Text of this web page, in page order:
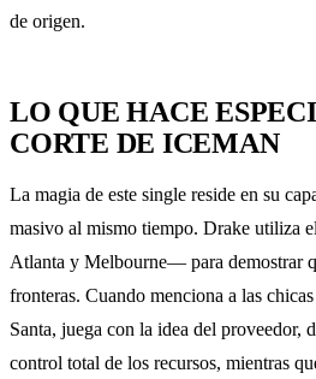
de origen.
LO QUE HACE
CORTE DE ICEMAN
La magia de este single reside en su
masivo al mismo tiempo. Drake utiliza
Atlanta y Melbourne— para demostrar
fronteras. Cuando menciona a las
Santa, juega con la idea del proveedor,
control total de los recursos, mientras